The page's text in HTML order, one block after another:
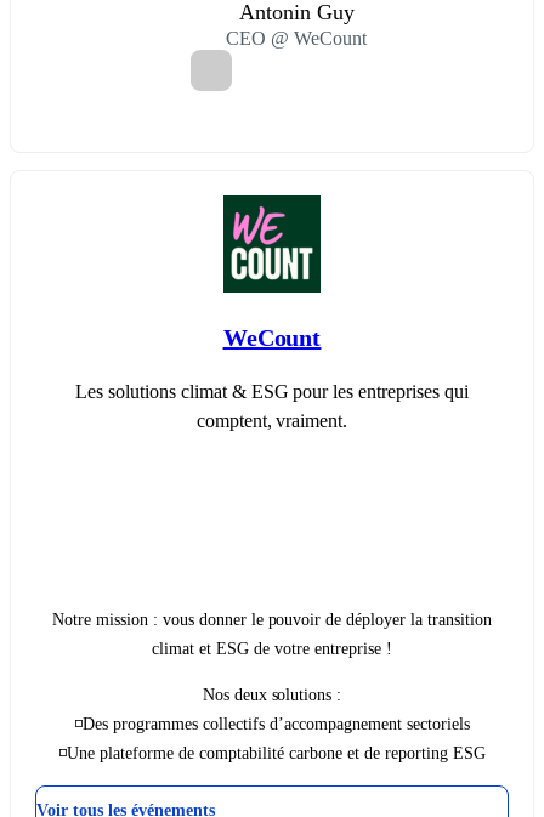
Antonin Guy
CEO @ WeCount
WeCount
Les solutions climat & ESG pour les entreprises qui
comptent, vraiment.
Notre mission : vous donner le pouvoir de déployer la transition
climat et ESG de votre entreprise !
Nos deux solutions :
◽Des programmes collectifs d’accompagnement sectoriels
◽Une plateforme de comptabilité carbone et de reporting ESG
Voir tous les événements